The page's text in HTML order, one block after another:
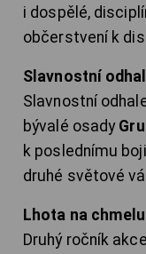
i dospělé,
občerstvení k
Slavnostní
Slavnostní
bývalé osady
k poslednímu
druhé světové
Lhota na
Druhý ročník